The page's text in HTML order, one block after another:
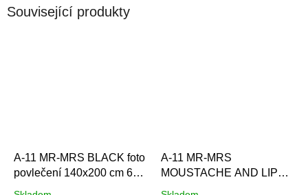
Související produkty
A-11 MR-MRS BLACK foto
povlečení 140x200 cm 6
A-11 MR-MRS
MOUSTACHE AND LIPS